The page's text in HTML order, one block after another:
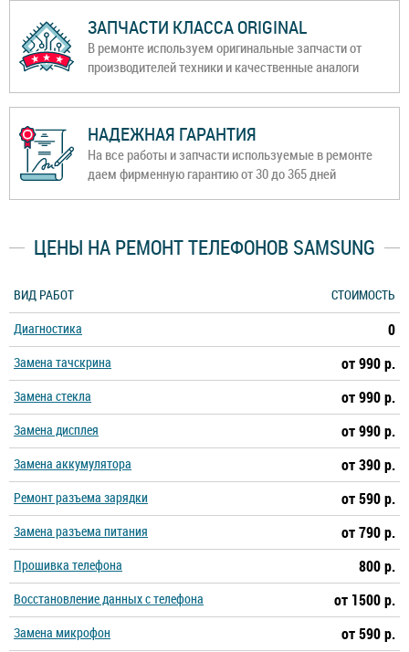
ЗАПЧАСТИ КЛАССА ORIGINAL
В ремонте используем оригинальные запчасти от
производителей техники и качественные аналоги
НАДЕЖНАЯ ГАРАНТИЯ
На все работы и запчасти используемые в ремонте
даем фирменную гарантию от 30 до 365 дней
ЦЕНЫ НА РЕМОНТ ТЕЛЕФОНОВ SAMSUNG
ВИД РАБОТ
СТОИМОСТЬ
Диагностика
0
Замена тачскрина от 990 р.
Замена стекла от 990 р.
Замена дисплея от 990 р.
Замена аккумулятора от 390 р.
Ремонт разъема зарядки от 590 р.
Замена разъема питания от 790 р.
Прошивка телефона 800 р.
Восстановление данных с телефона от 1500 р.
Замена микрофон
от 590 р.